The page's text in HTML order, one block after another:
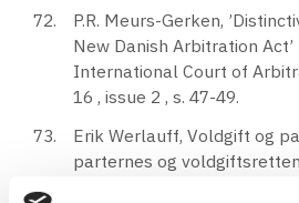
P.R. Meurs-Gerken,
New Danish Arbitration
International Court of
16 , issue 2 , s. 47-49.
Erik Werlauff, Voldgift og
parternes og